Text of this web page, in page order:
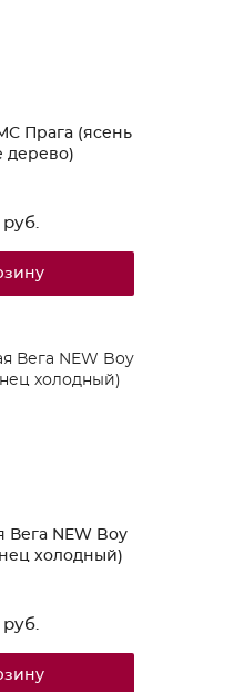
Прага (ясень
дерево)
руб.
Вега NEW Boy
холодный)
руб.